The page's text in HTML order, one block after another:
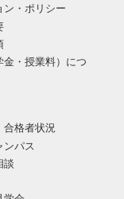
ン・ポリシー
金・授業料）につ
合格者状況
ンパス
談